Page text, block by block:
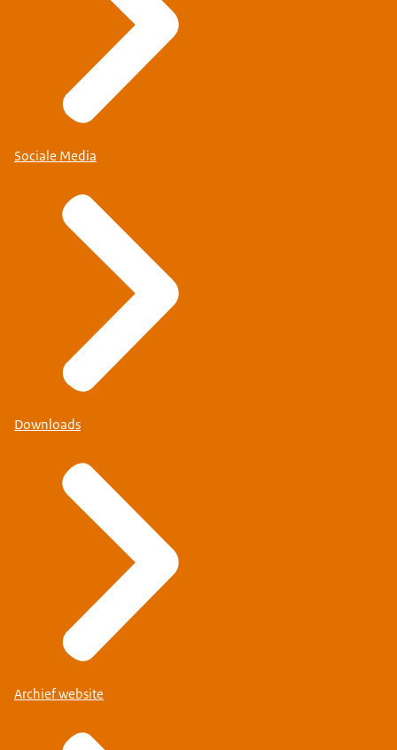
Sociale Media
Downloads
Archief website